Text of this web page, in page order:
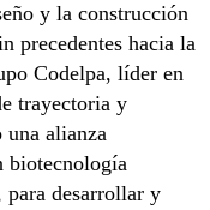
y la construcción
precedentes hacia la
Codelpa, líder en
trayectoria y
una alianza
biotecnología
para desarrollar y